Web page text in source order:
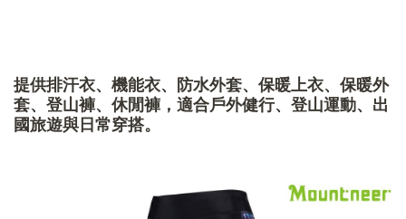
提供排汗衣、機能衣、防水外套、保暖上衣、保暖外
套、登山褲、休閒褲，適合戶外健行、登山運動、出
國旅遊與日常穿搭。